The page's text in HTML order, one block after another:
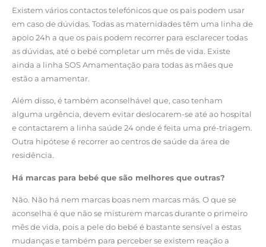
Existem vários contactos telefónicos que os pais podem usar
em caso de dúvidas. Todas as maternidades têm uma linha de
apoio 24h a que os pais podem recorrer para esclarecer todas
as dúvidas, até o bebé completar um mês de vida. Existe
ainda a linha SOS Amamentação para todas as mães que
estão a amamentar.
Além disso, é também aconselhável que, caso tenham
alguma urgência, devem evitar deslocarem-se até ao hospital
e contactarem a linha saúde 24 onde é feita uma pré-triagem.
Outra hipótese é recorrer ao centros de saúde da área de
residência.
Há marcas para bebé que são melhores que outras?
Não. Não há nem marcas boas nem marcas más. O que se
aconselha é que não se misturem marcas durante o primeiro
mês de vida, pois a pele do bebé é bastante sensível a estas
mudanças e também para perceber se existem reação a